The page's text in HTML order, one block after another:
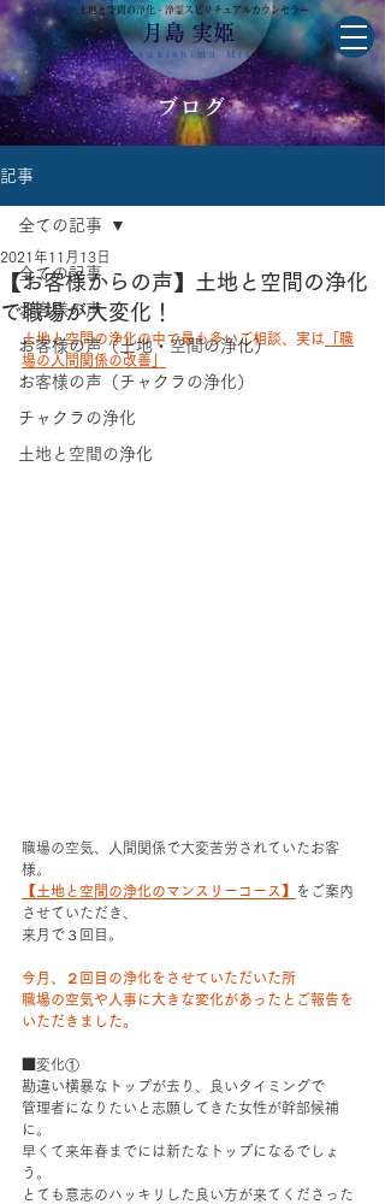
月島 実姫
Tsukishima Miki
土地と空間の浄化・浄霊スピリチュアルカウンセラー
ブログ
記事
全ての記事
お客様の声
お客様の声（土地・空間の浄化）
お客様の声（チャクラの浄化）
チャクラの浄化
土地と空間の浄化
全ての記事
【お客様からの声】土地と空間の浄化
で職場が大変化！
2021年11月13日
土地と空間の浄化の中で最も多いご相談、実は 「職
場の人間関係の改善」
職場の空気、人間関係で大変苦労されていたお客
様。
【土地と空間の浄化のマンスリーコース】
をご案内
させていただき、
来月で３回目。
今月、２回目の浄化をさせていただいた所
職場の空気や人事に大きな変化があったとご報告を
いただきました。
■変化①
勘違い横暴なトップが去り、良いタイミングで
管理者になりたいと志願してきた女性が幹部候補
に。
早くて来年春までには新たなトップになるでしょ
う。
とても意志のハッキリした良い方が来てくださった